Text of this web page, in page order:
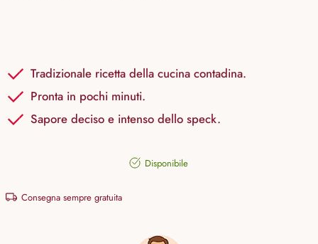
Tradizionale ricetta della cucina contadina.
Pronta in pochi minuti.
Sapore deciso e intenso dello speck.
Disponibile
Consegna sempre gratuita